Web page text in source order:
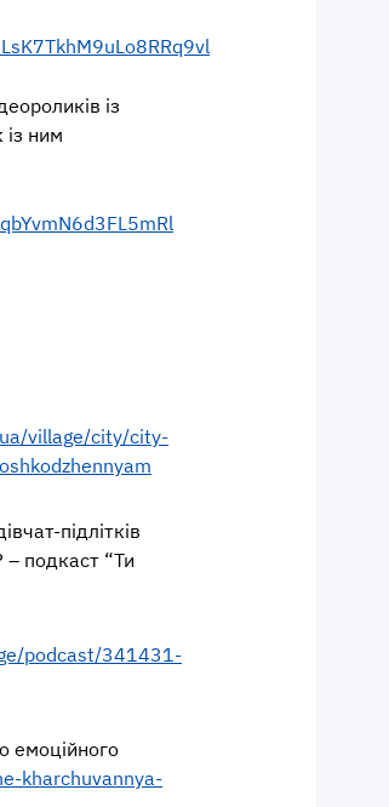
із
із ним
village/city/city-
підлітків
подкаст “Ти
podcast/341431-
емоційного
kharchuvannya-